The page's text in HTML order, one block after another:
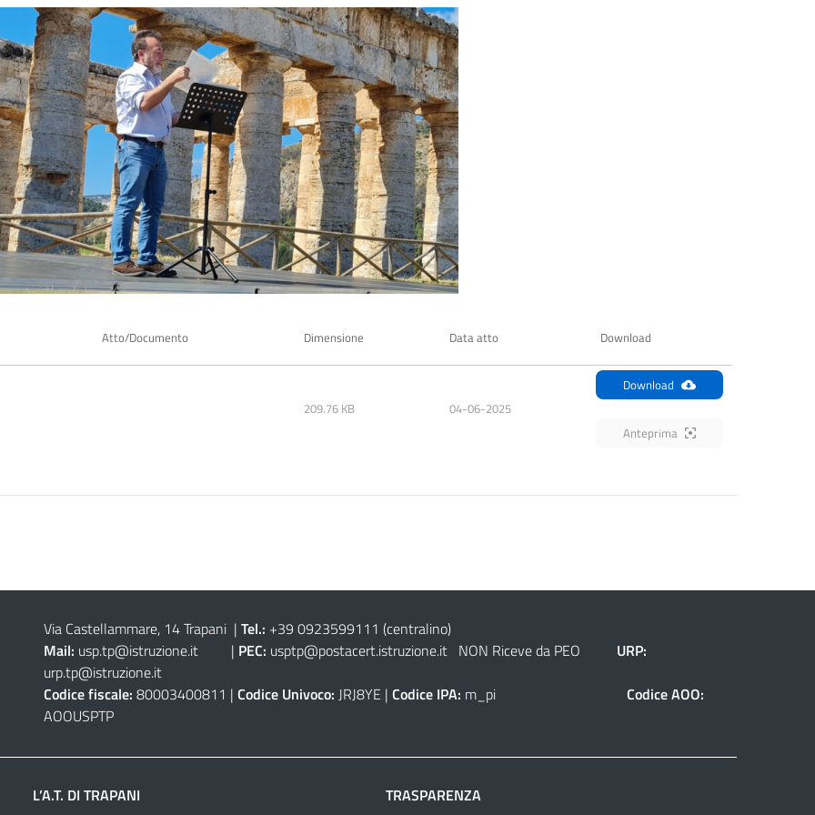
Atto/Documento Dimensione Data atto Download
209.76 KB 04-06-2025
Download
Anteprima
Via Castellammare, 14 Trapani | Tel.: +39 0923599111 (centralino)
Mail: usp.tp@istruzione.it| PEC: usptp@postacert.istruzione.itNON Riceve da PEO URP:
urp.tp@istruzione.it
Codice fiscale: 80003400811 | Codice Univoco: JRJ8YE | Codice IPA: m_pi Codice AOO:
AOOUSPTP
L’A.T. DI TRAPANI TRASPARENZA